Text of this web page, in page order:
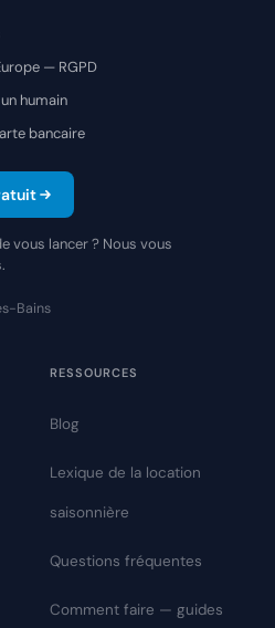
— RGPD
humain
bancaire
vous lancer ? Nous vous
Bains
RESSOURCES
Blog
Lexique de la location
saisonnière
Questions fréquentes
Comment faire — guides